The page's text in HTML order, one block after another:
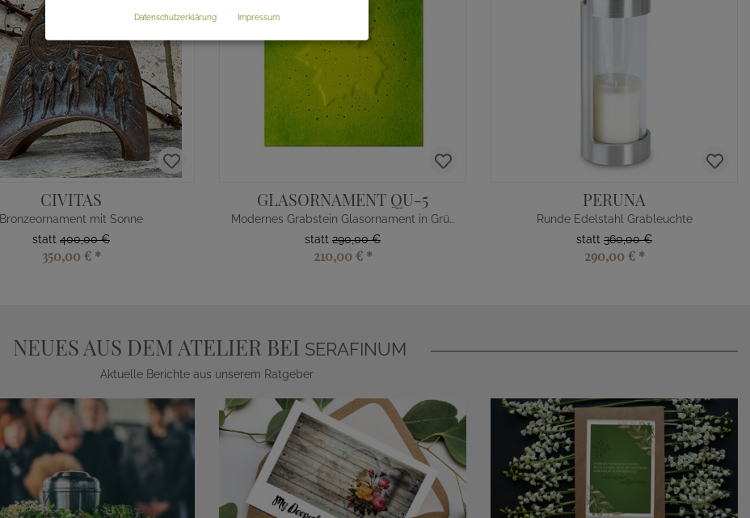
CIVITAS
Bronzeornament mit Sonne
statt 400,00 €
350,00 € *
GLASORNAMENT QU-5
Modernes Grabstein Glasornament in Grün mit Blatt
statt 290,00 €
210,00 € *
PERUNA
Runde Edelstahl Grableuchte
statt 360,00 €
290,00 € *
NEUES AUS DEM ATELIER BEI SERAFINUM
Aktuelle Berichte aus unserem Ratgeber
Datenschutzerklärung Impressum